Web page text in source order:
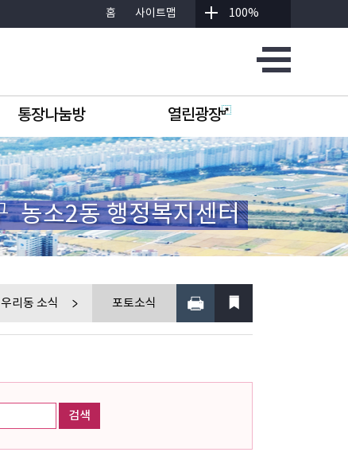
홈 사이트맵 100%
통장나눔방 열린광장
농소2동 행정복지센터
우리동 소식 포토소식
검색